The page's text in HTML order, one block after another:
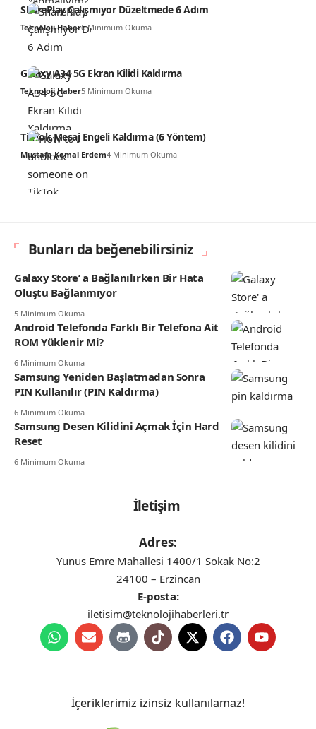
SharePlay Çalışmıyor Düzeltmede 6 Adım
Teknoloji Haber6 Minimum Okuma
Galaxy A34 5G Ekran Kilidi Kaldırma
Teknoloji Haber5 Minimum Okuma
TikTok Mesaj Engeli Kaldırma (6 Yöntem)
Mustafa Kemal Erdem4 Minimum Okuma
Bunları da beğenebilirsiniz
Galaxy Store’ a Bağlanılırken Bir Hata
Oluştu Bağlanmıyor
5 Minimum Okuma
Android Telefonda Farklı Bir Telefona Ait
ROM Yüklenir Mi?
6 Minimum Okuma
Samsung Yeniden Başlatmadan Sonra
PIN Kullanılır (PIN Kaldırma)
6 Minimum Okuma
Samsung Desen Kilidini Açmak İçin Hard
Reset
6 Minimum Okuma
İletişim
Adres:
Yunus Emre Mahallesi 1400/1 Sokak No:2
24100 – Erzincan
E-posta:
iletisim@teknolojihaberleri.tr
İçeriklerimiz izinsiz kullanılamaz!